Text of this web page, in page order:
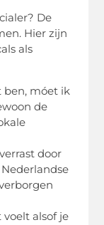
De
Hier zijn
als
ben, móet ik
de
door
voelt alsof je